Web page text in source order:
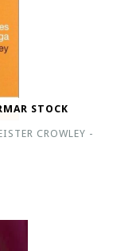
STOCK
CROWLEY -